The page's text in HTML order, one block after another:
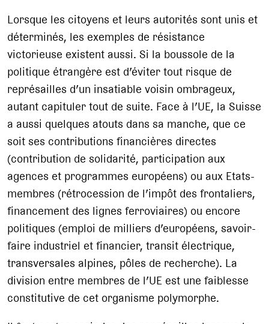
Lorsque les citoyens et leurs autorités sont unis et
déterminés, les exemples de résistance
victorieuse existent aussi. Si la boussole de la
politique étrangère est d’éviter tout risque de
représailles d’un insatiable voisin ombrageux,
autant capituler tout de suite. Face à l’UE, la Suisse
a aussi quelques atouts dans sa manche, que ce
soit ses contributions financières directes
(contribution de solidarité, participation aux
agences et programmes européens) ou aux Etats-
membres (rétrocession de l’impôt des frontaliers,
financement des lignes ferroviaires) ou encore
politiques (emploi de milliers d’européens, savoir-
faire industriel et financier, transit électrique,
transversales alpines, pôles de recherche). La
division entre membres de l’UE est une faiblesse
constitutive de cet organisme polymorphe.